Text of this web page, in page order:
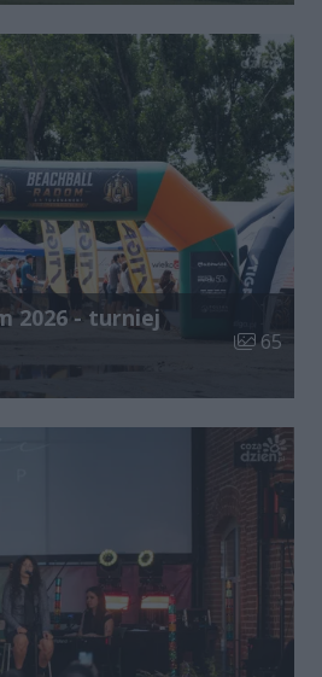
2026 - turniej
Liczba
65